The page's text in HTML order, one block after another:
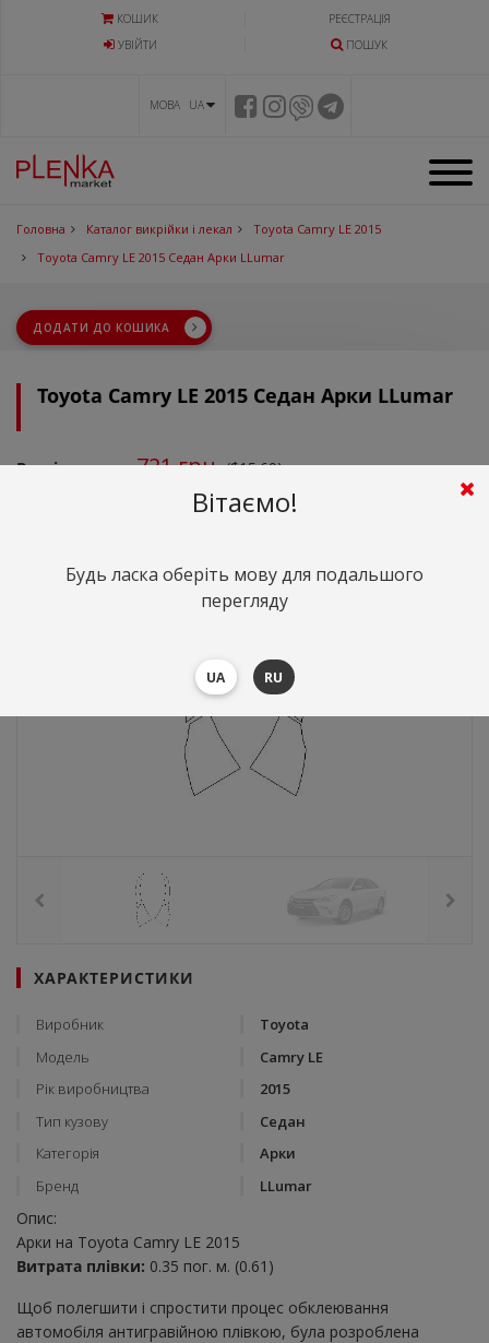
КОШИК
РЕЄСТРАЦІЯ
УВIЙТИ
ПОШУК
МОВА UA
Головна Каталог викрійки і лекал
Toyota Camry LE 2015
Toyota Camry LE 2015 Седан Арки LLumar
ДОДАТИ ДО КОШИКА
Toyota Camry LE 2015 Седан Арки LLumar
Вартість: 721грн.($15.69)
ХАРАКТЕРИСТИКИ
Виробник
Toyota
Модель
Camry LE
Рік виробництва
2015
Тип кузову
Седан
Категорія
Арки
Бренд
LLumar
Опис:
Арки на Toyota Camry LE 2015
Витрата плівки: 0.35 пог. м. (0.61)
Щоб полегшити і спростити процес обклеювання
автомобіля антигравійною плівкою, була розроблена
Вітаємо!
Будь ласка оберіть мову для подальшого
перегляду
UA RU